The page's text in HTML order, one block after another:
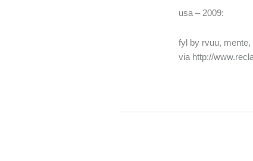
usa – 2009:
fyl by rvuu, mente,
via http://